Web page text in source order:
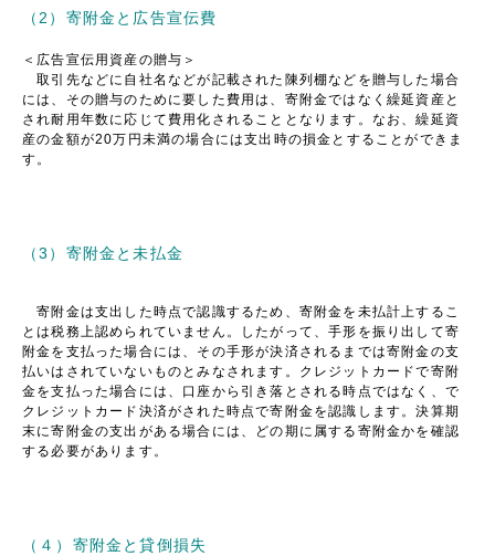
（2）寄附金と広告宣伝費
＜広告宣伝用資産の贈与＞
取引先などに自社名などが記載された陳列棚などを贈与した場合
には、その贈与のために要した費用は、寄附金ではなく繰延資産と
され耐用年数に応じて費用化されることとなります。なお、繰延資
産の金額が20万円未満の場合には支出時の損金とすることができま
す。
（3）寄附金と未払金
寄附金は支出した時点で認識するため、寄附金を未払計上するこ
とは税務上認められていません。したがって、手形を振り出して寄
附金を支払った場合には、その手形が決済されるまでは寄附金の支
払いはされていないものとみなされます。クレジットカードで寄附
金を支払った場合には、口座から引き落とされる時点ではなく、で
クレジットカード決済がされた時点で寄附金を認識します。決算期
末に寄附金の支出がある場合には、どの期に属する寄附金かを確認
する必要があります。
（４）寄附金と貸倒損失